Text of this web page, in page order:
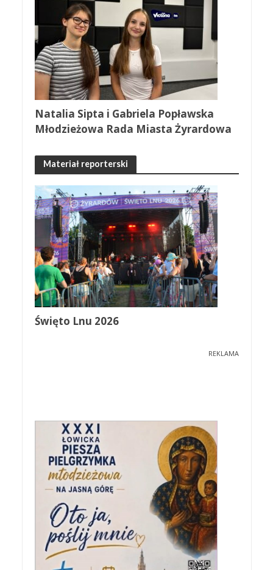
Natalia Sipta i Gabriela Popławska
Młodzieżowa Rada Miasta Żyrardowa
Materiał reporterski
Święto Lnu 2026
REKLAMA